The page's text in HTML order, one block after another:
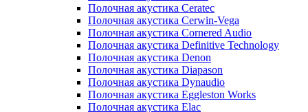
Полочная акустика Ceratec
Полочная акустика Cerwin-Vega
Полочная акустика Cornered Audio
Полочная акустика Definitive Technology
Полочная акустика Denon
Полочная акустика Diapason
Полочная акустика Dynaudio
Полочная акустика Eggleston Works
Полочная акустика Elac